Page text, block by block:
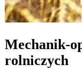
Mechanik-
rolniczych